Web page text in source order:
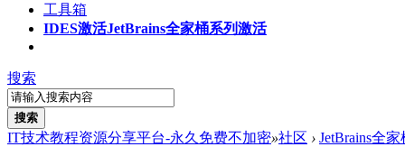
工具箱
IDES激活JetBrains全家桶系列激活
搜索
搜索
IT技术教程资源分享平台-永久免费不加密»社区 › JetBrains全